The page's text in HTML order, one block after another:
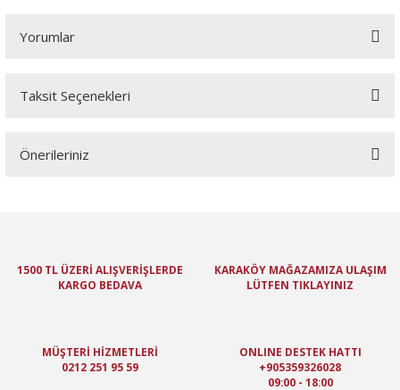
Yorumlar
Taksit Seçenekleri
Önerileriniz
Ürün resmi kalitesiz, bozuk veya görüntülenemiyor.
Ürün bilgilerinde hatalar bulunuyor.
Ürün fiyatı diğer sitelerden daha pahalı.
1500 TL ÜZERİ ALIŞVERİŞLERDE
KARGO BEDAVA
KARAKÖY MAĞAZAMIZA ULAŞIM
LÜTFEN TIKLAYINIZ
MÜŞTERİ HİZMETLERİ
0212 251 95 59
ONLINE DESTEK HATTI
+905359326028
09:00 - 18:00